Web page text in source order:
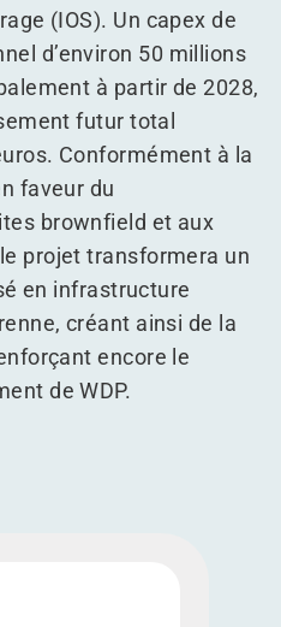
(IOS). Un capex de
d’environ 50 millions
à partir de 2028,
futur total
Conformément à la
faveur du
brownfield et aux
projet transformera un
en infrastructure
créant ainsi de la
encore le
de WDP.